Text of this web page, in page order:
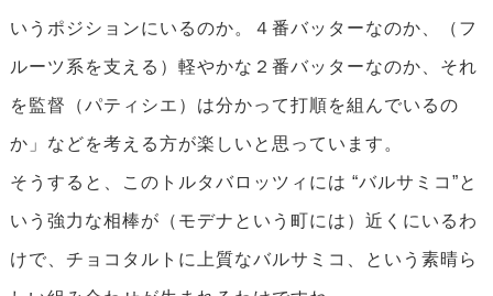
いうポジションにいるのか。４番バッターなのか、（フ
ルーツ系を支える）軽やかな２番バッターなのか、それ
を監督（パティシエ）は分かって打順を組んでいるの
か」などを考える方が楽しいと思っています。
そうすると、このトルタバロッツィには “バルサミコ”と
いう強力な相棒が（モデナという町には）近くにいるわ
けで、チョコタルトに上質なバルサミコ、という素晴ら